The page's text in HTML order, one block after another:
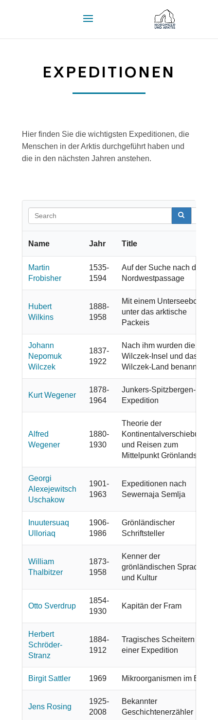
EXPEDITIONEN
Hier finden Sie die wichtigsten Expeditionen, die
Menschen in der Arktis durchgeführt haben und
die in den nächsten Jahren anstehen.
Name Jahr Title
Martin
Frobisher
1535-
1594
Auf der Suche nach der
Nordwestpassage
Hubert
Wilkins
1888-
1958
Mit einem Unterseeboot
unter das arktische
Packeis
Johann
Nepomuk
Wilczek
1837-
1922
Nach ihm wurden die
Wilczek-Insel und das
Wilczek-Land benannt
Kurt Wegener
1878-
1964
Junkers-Spitzbergen-
Expedition
Alfred
Wegener
1880-
1930
Theorie der
Kontinentalverschiebung
und Reisen zum
Mittelpunkt Grönlands
Georgi
Alexejewitsch
Uschakow
1901-
1963
Expeditionen nach
Sewernaja Semlja
Inuutersuaq
Ulloriaq
1906-
1986
Grönländischer
Schriftsteller
William
Thalbitzer
1873-
1958
Kenner der
grönländischen Sprache
und Kultur
Otto Sverdrup
1854-
1930
Kapitän der Fram
Herbert
Schröder-
Stranz
1884-
1912
Tragisches Scheitern
einer Expedition
Birgit Sattler 1969 Mikroorganismen im Eis
Jens Rosing
1925-
2008
Bekannter
Geschichtenerzähler